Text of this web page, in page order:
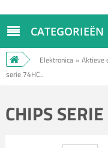
CATEGORIEËN
Elektronica » Aktieve
serie 74HC..
CHIPS